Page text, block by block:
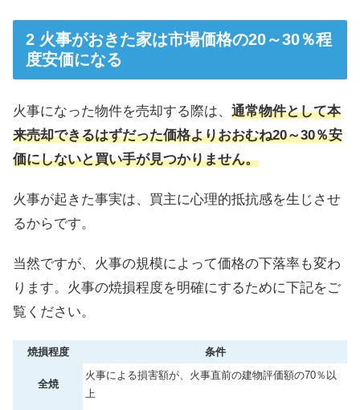
火事がおきた家は市場価格の20～30％程
度安価になる
火事になった物件を売却する際は、 通常物件として本
来売却できるはずだった価格よりおおむね20～30％安
価にしないと買い手が見つかりません。
火事が起きた事実は、買主に心理的抵抗感を生じさせ
るからです。
当然ですが、火事の規模によって価格の下落率も変わ
ります。火事の焼損程度を明確にするために下記をご
覧ください。
焼損程度 条件
全焼
火事による損害額が、火事直前の建物評価額の70％以
上